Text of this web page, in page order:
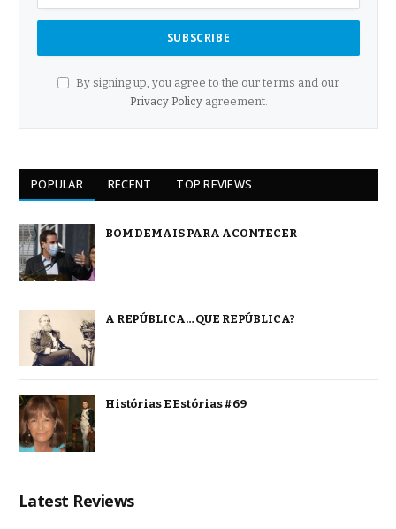
By signing up, you agree to the our terms and our
Privacy Policyagreement.
POPULAR RECENT TOP REVIEWS
BOM DEMAIS PARA ACONTECER
A REPÚBLICA… QUE REPÚBLICA?
Histórias E Estórias #69
Latest Reviews